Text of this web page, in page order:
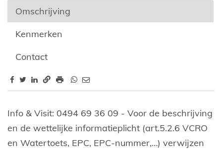
Omschrijving
Kenmerken
Contact
Omschrijving
Info & Visit: 0494 69 36 09 - Voor de beschrijving
en de wettelijke informatieplicht (art.5.2.6 VCRO
en Watertoets, EPC, EPC-nummer,…) verwijzen